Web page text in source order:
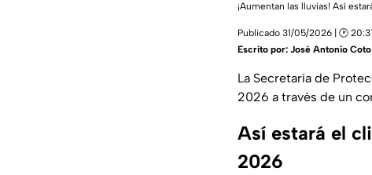
¡Aumentan las lluvias! Así
Publicado 31/05/2026 | 🕑
Escrito por: José Antonio Coto
La Secretaría de
2026 a través de un
Así estará el
2026